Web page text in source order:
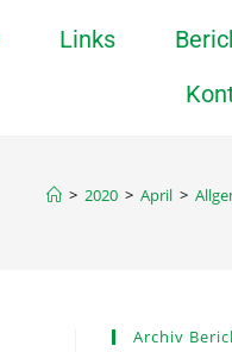
Links
> 2020 > April >
Archiv